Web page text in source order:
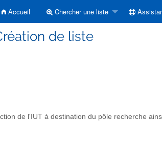
Accueil Chercher une liste
de liste
de l'IUT à destination du pôle recherche